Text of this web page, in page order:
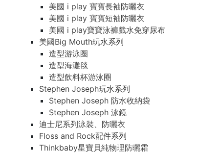
美國 i play 寶寶長袖防曬衣
美國 i play 寶寶短袖防曬衣
美國 i play寶寶泳褲戲水免穿尿布
美國Big Mouth玩水系列
造型游泳圈
造型海灘毯
造型飲料杯游泳圈
Stephen Joseph玩水系列
Stephen Joseph 防水收納袋
Stephen Joseph 泳鏡
迪士尼系列泳裝、防曬衣
Floss and Rock配件系列
Thinkbaby星寶貝純物理防曬霜